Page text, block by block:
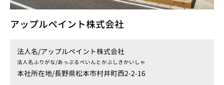
アップルペイント株式会社
法人名/アップルペイント株式会社
法人名ふりがな/あっぷるぺいんとかぶしきかいしゃ
本社所在地/長野県松本市村井町西2-2-16